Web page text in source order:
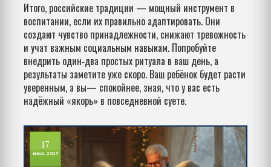
Итого, российские традиции — мощный инструмент в
воспитании, если их правильно адаптировать. Они
создают чувство принадлежности, снижают тревожность
и учат важным социальным навыкам. Попробуйте
внедрить один‑два простых ритуала в ваш день, а
результаты заметите уже скоро. Ваш ребёнок будет расти
уверенным, а вы— спокойнее, зная, что у вас есть
надёжный «якорь» в повседневной суете.
17
июл, 2025